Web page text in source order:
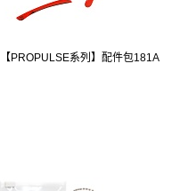
【PROPULSE系列】配件包181A